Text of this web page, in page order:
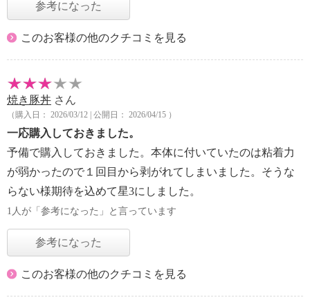
参考になった
このお客様の他のクチコミを見る
焼き豚丼 さん
（購入日： 2026/03/12 | 公開日： 2026/04/15 ）
一応購入しておきました。
予備で購入しておきました。本体に付いていたのは粘着力
が弱かったので１回目から剥がれてしまいました。そうな
らない様期待を込めて星3にしました。
1人が「参考になった」と言っています
参考になった
このお客様の他のクチコミを見る